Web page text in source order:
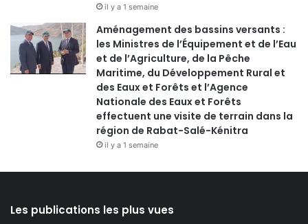
il y a 1 semaine
Aménagement des bassins versants :
les Ministres de l’Équipement et de l’Eau
et de l’Agriculture, de la Pêche
Maritime, du Développement Rural et
des Eaux et Forêts et l’Agence
Nationale des Eaux et Forêts
effectuent une visite de terrain dans la
région de Rabat-Salé-Kénitra
il y a 1 semaine
Les publications les plus vues